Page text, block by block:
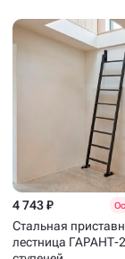
4 743 ₽
Стальная
лестница ГАРАНТ-